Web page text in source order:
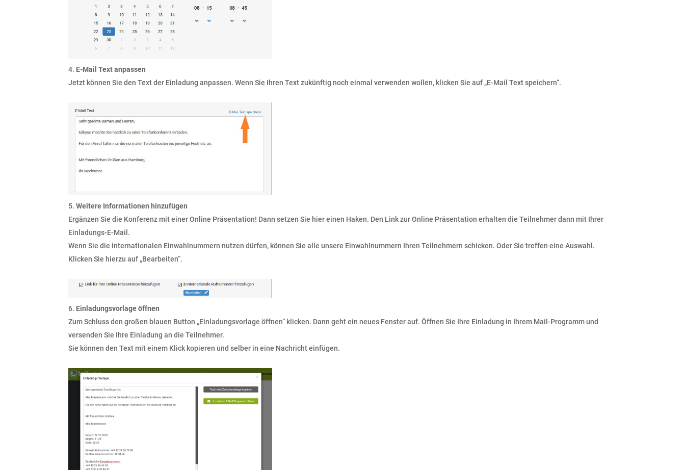
E-Mail Text anpassen
Jetzt können Sie den Text der Einladung anpassen. Wenn Sie Ihren Text zukünftig noch einmal verwenden wollen, klicken Sie auf „E-Mail Text speichern“.
Weitere Informationen hinzufügen
Ergänzen Sie die Konferenz mit einer Online Präsentation! Dann setzen Sie hier einen Haken. Den Link zur Online Präsentation erhalten die Teilnehmer dann mit Ihrer
Einladungs-E-Mail.
Wenn Sie die internationalen Einwahlnummern nutzen dürfen, können Sie alle unsere Einwahlnummern Ihren Teilnehmern schicken. Oder Sie treffen eine Auswahl.
Klicken Sie hierzu auf „Bearbeiten“.
Einladungsvorlage öffnen
Zum Schluss den großen blauen Button „Einladungsvorlage öffnen“ klicken. Dann geht ein neues Fenster auf. Öffnen Sie Ihre Einladung in Ihrem Mail-Programm und
versenden Sie Ihre Einladung an die Teilnehmer.
Sie können den Text mit einem Klick kopieren und selber in eine Nachricht einfügen.